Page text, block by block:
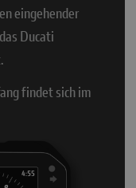
eingehender
Ducati
findet sich im